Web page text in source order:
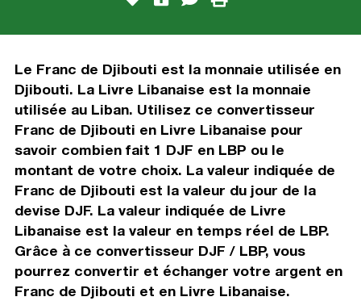
Le Franc de Djibouti est la monnaie utilisée en
Djibouti. La Livre Libanaise est la monnaie
utilisée au Liban. Utilisez ce convertisseur
Franc de Djibouti en Livre Libanaise pour
savoir combien fait 1 DJF en LBP ou le
montant de votre choix. La valeur indiquée de
Franc de Djibouti est la valeur du jour de la
devise DJF. La valeur indiquée de Livre
Libanaise est la valeur en temps réel de LBP.
Grâce à ce convertisseur DJF / LBP, vous
pourrez convertir et échanger votre argent en
Franc de Djibouti et en Livre Libanaise.